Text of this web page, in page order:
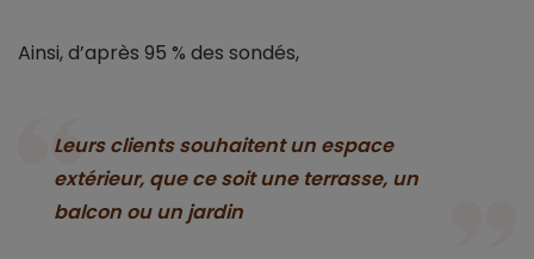
Ainsi, d’après 95 % des sondés,
Leurs clients souhaitent un espace
extérieur, que ce soit une terrasse, un
balcon ou un jardin